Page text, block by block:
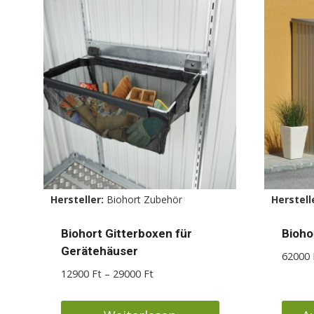
mehrere
Varianten
auf.
Die
Optionen
können
auf
der
Produktseite
gewählt
werden
können
auf
der
Hersteller: Biohort Zubehör
Biohort Gitterboxen für
Gerätehäuser
12900 Ft – 29000 FtPreisspanne:
bis
62000